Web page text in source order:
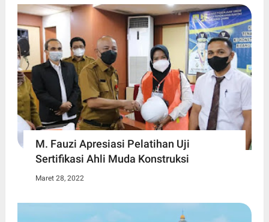
M. Fauzi Apresiasi Pelatihan Uji
Sertifikasi Ahli Muda Konstruksi
Maret 28, 2022